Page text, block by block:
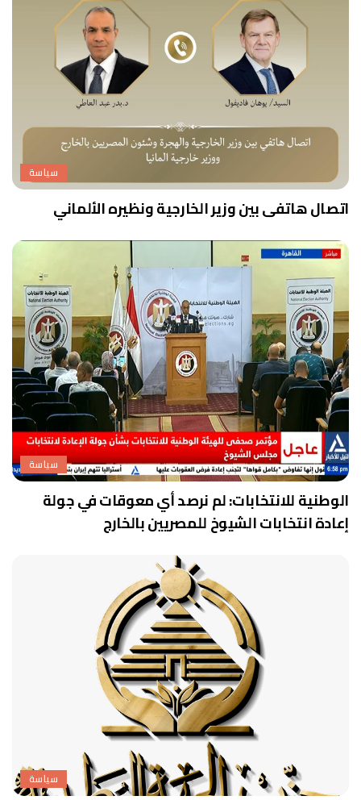
سياسة
اتصال هاتفى بين وزير الخارجية ونظيره الألماني
سياسة
الوطنية للانتخابات: لم نرصد أي معوقات في جولة
إعادة انتخابات الشيوخ للمصريين بالخارج
سياسة